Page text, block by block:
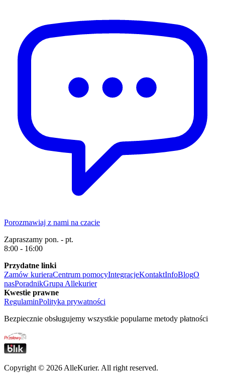
Porozmawiaj z nami na czacie
Zapraszamy pon. - pt.
8:00 - 16:00
Przydatne linki
Zamów kurieraCentrum pomocyIntegracjeKontaktInfoBlogO
nasPoradnikGrupa Allekurier
Kwestie prawne
RegulaminPolityka prywatności
Bezpiecznie obsługujemy wszystkie popularne metody płatności
Copyright © 2026 AlleKurier. All right reserved.